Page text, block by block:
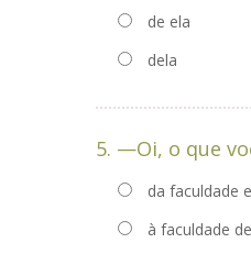
de ela
dela
da faculdade
à faculdade